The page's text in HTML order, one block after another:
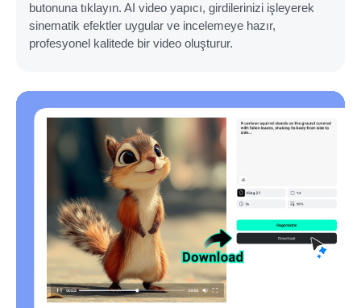
butonuna tıklayın. AI video yapıcı, girdilerinizi işleyerek
sinematik efektler uygular ve incelemeye hazır,
profesyonel kalitede bir video oluşturur.